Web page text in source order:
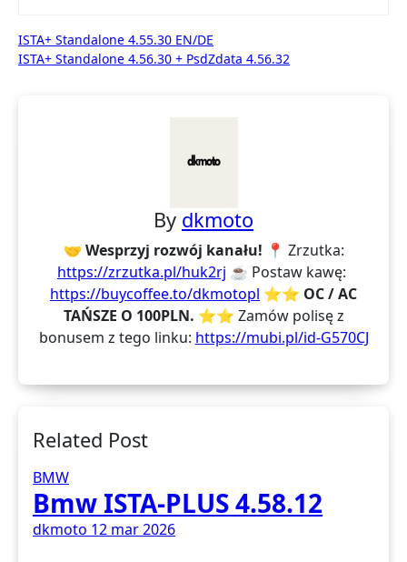
Nawigacja
wpisu
ISTA+ Standalone 4.55.30 EN/DE
ISTA+ Standalone 4.56.30 + PsdZdata 4.56.32
By dkmoto
🤝 Wesprzyj rozwój kanału! 📍 Zrzutka:
https://zrzutka.pl/huk2rj ☕ Postaw kawę:
https://buycoffee.to/dkmotopl ⭐⭐ OC / AC
TAŃSZE O 100PLN. ⭐⭐ Zamów polisę z
bonusem z tego linku: https://mubi.pl/id-G570CJ
Related Post
BMW
Bmw ISTA-PLUS 4.58.12
dkmoto 12 mar 2026